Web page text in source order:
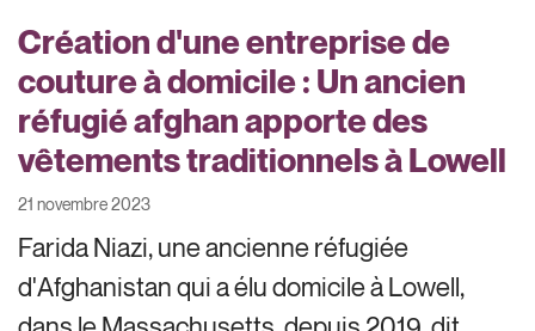
Création d'une entreprise de
couture à domicile : Un ancien
réfugié afghan apporte des
vêtements traditionnels à Lowell
21 novembre 2023
Farida Niazi, une ancienne réfugiée
d'Afghanistan qui a élu domicile à Lowell,